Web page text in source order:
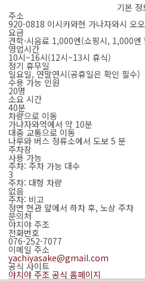
기본 정
주소
920-0818 이시카와현 가나자와시 오
요금
견학·시음료 1,000엔(쇼핑시, 1,000엔
영업시간
10시~16시(12시~13시 휴식)
정기 휴무일
일요일, 연말연시(공휴일은 확인 필수)
수용 가능 인원
20명
소요 시간
40분
차량으로 이동
가나자와역에서 약 10분
대중 교통으로 이동
나루와 버스 정류소에서 도보 5 분
주차장
사용 가능
주차: 주차 가능 대수
3
주차: 대형 차량
없음
주차: 비고
정면 현관 앞에서 하차 후, 노상 주차
문의처
야치야 주조
전화번호
076-252-7077
이메일 주소
yachiyasake@gmail.com
공식 사이트
야치야 주조 공식 홈페이지